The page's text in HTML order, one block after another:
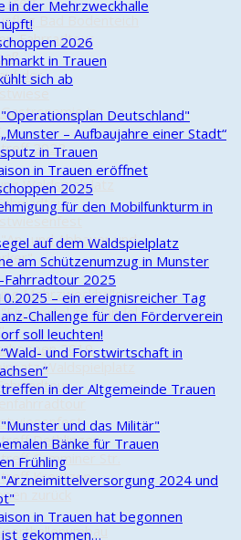
Bad Bodenteich
Fahrradtour
der
in
2022
Waldspielplatz
und Abbauer und
Mehrzweckhalle
Viertel im Wandel
2019
Waldspielplatz
Dethlingen
Camminer Str.
Kreutzen
zurück
in der Mehrzweckhalle
2026
in Trauen
sich ab
Deutschland"
– Aufbaujahre einer Stadt“
in Trauen
in Trauen eröffnet
2025
für den Mobilfunkturm in
auf dem Waldspielplatz
am Schützenumzug in Munster
Fahrradtour 2025
– ein ereignisreicher Tag
Challenge für den Förderverein
soll leuchten!
und Forstwirtschaft in
in der Altgemeinde Trauen
und das Militär"
Bänke für Trauen
Frühling
2024 und
in Trauen hat begonnen
gekommen…